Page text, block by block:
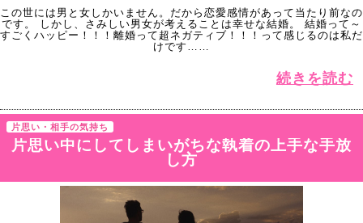
この世には男と女しかいません。だから恋愛感情があって当たり前なの
です。 しかし、さみしい男女が考えることは幸せな結婚。 結婚って～
すごくハッピー！！！離婚って超ネガティブ！！！って感じるのは私だ
けです……
続きを読む
片思い・相手の気持ち
片思い中にしてしまいがちな執着の上手な手放
し方